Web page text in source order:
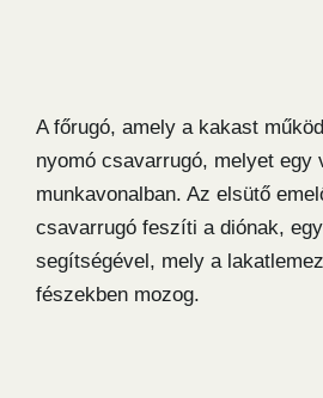
A főrugó, amely a kakast
nyomó csavarrugó, melyet egy
munkavonalban. Az elsütő
csavarrugó feszíti a diónak,
segítségével, mely a
fészekben mozog.